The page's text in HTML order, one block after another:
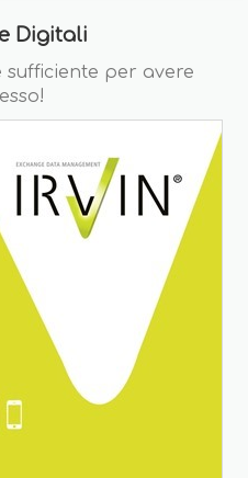
Digitali
sufficiente per avere